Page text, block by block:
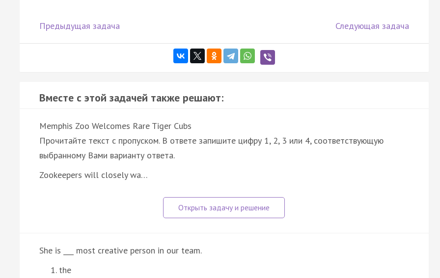
Предыдущая задача Следующая задача
Вместе с этой задачей также решают:
Memphis Zoo Welcomes Rare Tiger Cubs
Прочитайте текст с пропуском. В ответе запишите цифру 1, 2, 3 или 4, соответствующую
выбранному Вами варианту ответа.
Zookeepers will closely wa…
She is ___ most creative person in our team.
the